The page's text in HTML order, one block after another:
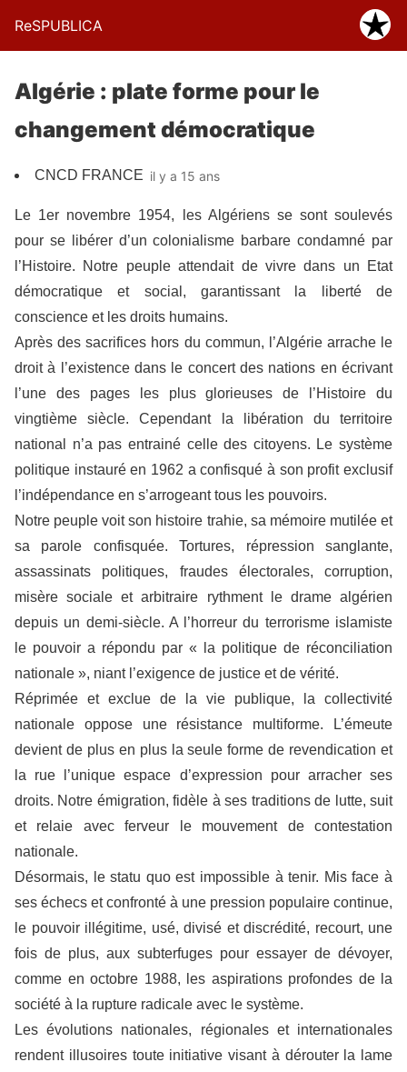
ReSPUBLICA
Algérie : plate forme pour le
changement démocratique
CNCD FRANCE il y a 15 ans
Le 1er novembre 1954, les Algériens se sont soulevés
pour se libérer d’un colonialisme barbare condamné par
l’Histoire. Notre peuple attendait de vivre dans un Etat
démocratique et social, garantissant la liberté de
conscience et les droits humains.
Après des sacrifices hors du commun, l’Algérie arrache le
droit à l’existence dans le concert des nations en écrivant
l’une des pages les plus glorieuses de l’Histoire du
vingtième siècle. Cependant la libération du territoire
national n’a pas entrainé celle des citoyens. Le système
politique instauré en 1962 a confisqué à son profit exclusif
l’indépendance en s’arrogeant tous les pouvoirs.
Notre peuple voit son histoire trahie, sa mémoire mutilée et
sa parole confisquée. Tortures, répression sanglante,
assassinats politiques, fraudes électorales, corruption,
misère sociale et arbitraire rythment le drame algérien
depuis un demi-siècle. A l’horreur du terrorisme islamiste
le pouvoir a répondu par « la politique de réconciliation
nationale », niant l’exigence de justice et de vérité.
Réprimée et exclue de la vie publique, la collectivité
nationale oppose une résistance multiforme. L’émeute
devient de plus en plus la seule forme de revendication et
la rue l’unique espace d’expression pour arracher ses
droits. Notre émigration, fidèle à ses traditions de lutte, suit
et relaie avec ferveur le mouvement de contestation
nationale.
Désormais, le statu quo est impossible à tenir. Mis face à
ses échecs et confronté à une pression populaire continue,
le pouvoir illégitime, usé, divisé et discrédité, recourt, une
fois de plus, aux subterfuges pour essayer de dévoyer,
comme en octobre 1988, les aspirations profondes de la
société à la rupture radicale avec le système.
Les évolutions nationales, régionales et internationales
rendent illusoires toute initiative visant à dérouter la lame